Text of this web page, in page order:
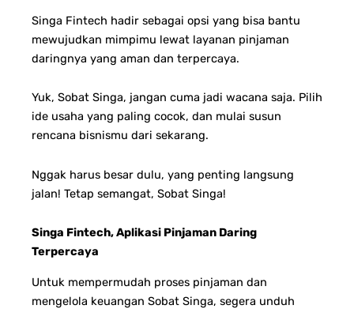
Singa Fintech hadir sebagai opsi yang bisa bantu
mewujudkan mimpimu lewat layanan pinjaman
daringnya yang aman dan terpercaya.
Yuk, Sobat Singa, jangan cuma jadi wacana saja. Pilih
ide usaha yang paling cocok, dan mulai susun
rencana bisnismu dari sekarang.
Nggak harus besar dulu, yang penting langsung
jalan! Tetap semangat, Sobat Singa!
Singa Fintech, Aplikasi Pinjaman Daring
Terpercaya
Untuk mempermudah proses pinjaman dan
mengelola keuangan Sobat Singa, segera unduh